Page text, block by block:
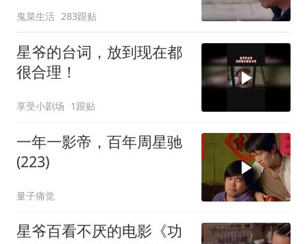
鬼菜生活 283跟贴
星爷的台词，放到现在都
很合理！
享受小剧场 1跟贴
一年一影帝，百年周星驰
(223)
量子痛觉
星爷百看不厌的电影《功